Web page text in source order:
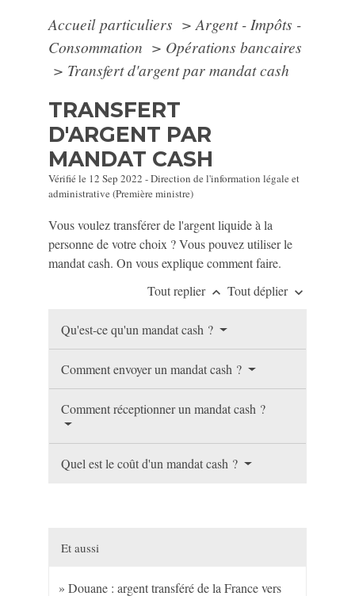
Accueil particuliers > Argent - Impôts -
Consommation > Opérations bancaires
> Transfert d'argent par mandat cash
TRANSFERT
D'ARGENT PAR
MANDAT CASH
Vérifié le 12 Sep 2022 - Direction de l'information légale et
administrative (Première ministre)
Vous voulez transférer de l'argent liquide à la
personne de votre choix ? Vous pouvez utiliser le
mandat cash. On vous explique comment faire.
Tout replier keyboard_arrow_up Tout déplier keyboard_arrow_down
Qu'est-ce qu'un mandat cash ?
Comment envoyer un mandat cash ?
Comment réceptionner un mandat cash ?
Quel est le coût d'un mandat cash ?
Et aussi
Douane : argent transféré de la France vers